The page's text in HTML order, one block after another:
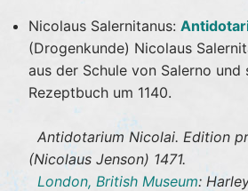
Nicolaus Salernitanus:
(Drogenkunde) Nicolaus
aus der Schule von Salerno und
Rezeptbuch um 1140.
Antidotarium Nicolai. Edition
(Nicolaus Jenson) 1471.
London, British Museum: